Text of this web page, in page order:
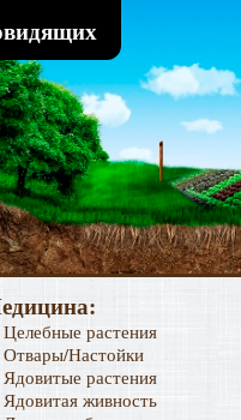
растения
Настойки
растения
живность